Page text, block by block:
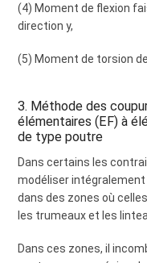
(4) Moment de flexion
direction y,
(5) Moment de torsion
3. Méthode des
élémentaires (EF) à
de type poutre
Dans certains les
modéliser
dans des zones où
les trumeaux et les
Dans ces zones, il